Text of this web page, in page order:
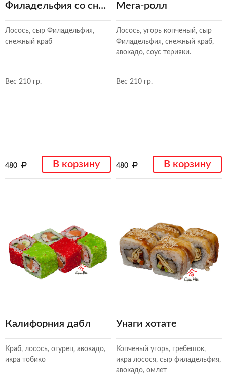
Филадельфия со снежным крабом
Лосось, сыр Филадельфия,
снежный краб
Вес 210 гр.
480 В корзину
Мега-ролл
Лосось, угорь копченый, сыр
Филадельфия, снежный краб,
авокадо, соус терияки.
Вес 210 гр.
480 В корзину
Калифорния дабл
Краб, лосось, огурец, авокадо,
икра тобико
Унаги хотате
Копченый угорь, гребешок,
икра лосося, сыр филадельфия,
авокадо, омлет